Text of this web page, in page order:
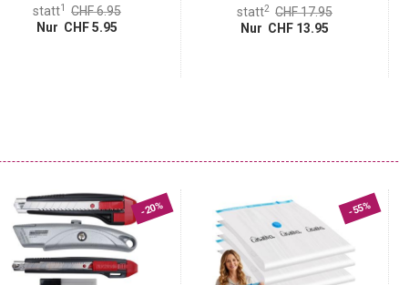
statt1
CHF 6.95
Nur CHF 5.95
statt2 CHF 17.95
Nur CHF 13.95
-20% -55%